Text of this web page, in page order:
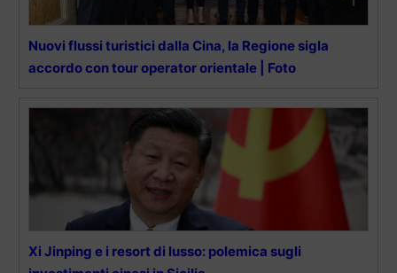
Nuovi flussi turistici dalla Cina, la Regione sigla
accordo con tour operator orientale | Foto
Xi Jinping e i resort di lusso: polemica sugli